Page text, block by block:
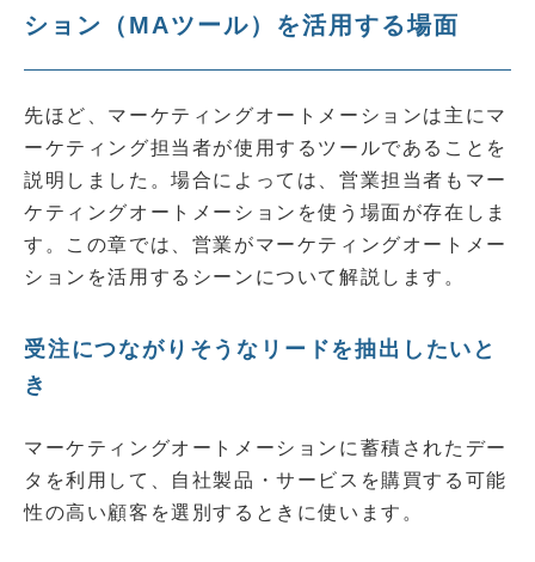
ション（MAツール）を活用する場面
先ほど、マーケティングオートメーションは主にマ
ーケティング担当者が使用するツールであることを
説明しました。場合によっては、営業担当者もマー
ケティングオートメーションを使う場面が存在しま
す。この章では、営業がマーケティングオートメー
ションを活用するシーンについて解説します。
受注につながりそうなリードを抽出したいと
き
マーケティングオートメーションに蓄積されたデー
タを利用して、自社製品・サービスを購買する可能
性の高い顧客を選別するときに使います。